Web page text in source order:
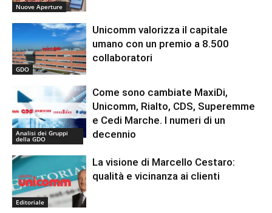
Nuove Aperture
GDO
Unicomm valorizza il capitale
umano con un premio a 8.500
collaboratori
Analisi dei Gruppi
della GDO
Come sono cambiate MaxiDi,
Unicomm, Rialto, CDS, Superemme
e Cedi Marche. I numeri di un
decennio
Editoriale
La visione di Marcello Cestaro:
qualità e vicinanza ai clienti